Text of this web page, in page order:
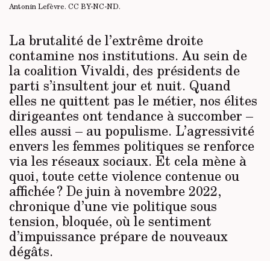
Antonin Lefèvre. CC BY-NC-ND.
La brutalité de l’extrême droite
contamine nos institutions. Au sein de
la coalition Vivaldi, des présidents de
parti s’insultent jour et nuit. Quand
elles ne quittent pas le métier, nos élites
dirigeantes ont tendance à succomber –
elles aussi – au populisme. L’agressivité
envers les femmes politiques se renforce
via les réseaux sociaux. Et cela mène à
quoi, toute cette violence contenue ou
affichée ? De juin à novembre 2022,
chronique d’une vie politique sous
tension, bloquée, où le sentiment
d’impuissance prépare de nouveaux
dégâts.